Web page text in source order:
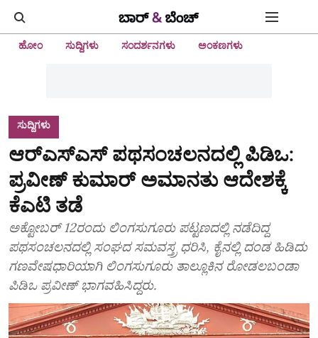
ಹೋಂ ಸುದ್ದಿಗಳು ಸಂದರ್ಶನಗಳು ಅಂಕಣಗಳು
ಸುದ್ದಿಗಳು
ಆರ್‌ಎಸ್‌ಎಸ್‌ ಪಥಸಂಚಲನದಲ್ಲಿ ಪಿಡಿಒ:
ಪ್ರವೀಣ್‌ ಕುಮಾರ್‌ ಅಮಾನತು ಆದೇಶಕ್ಕೆ
ಕೆಎಟಿ ತಡೆ
ಅಕ್ಟೋಬರ್‌ 12ರಂದು ಲಿಂಗಸುಗೂರು ಪಟ್ಟಣದಲ್ಲಿ ನಡೆದಿದ್ದ
ಪಥಸಂಚಲನದಲ್ಲಿ ಸಂಘದ ಸಮವಸ್ತ್ರ ಧರಿಸಿ, ಕೈನಲ್ಲಿ ದಂಡ ಹಿಡಿದು
ಗಣವೇಷಧಾರಿಯಾಗಿ ಲಿಂಗಸುಗೂರು ತಾಲ್ಲೂಕಿನ ರೋಡಲಬಂಡಾ
ಪಿಡಿಒ ಪ್ರವೀಣ್‌ ಭಾಗವಹಿಸಿದ್ದರು.